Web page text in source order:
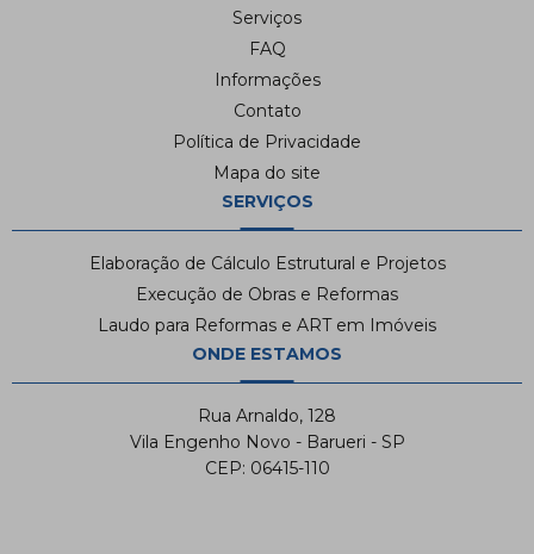
Serviços
FAQ
Informações
Contato
Política de Privacidade
Mapa do site
SERVIÇOS
Elaboração de Cálculo Estrutural e Projetos
Execução de Obras e Reformas
Laudo para Reformas e ART em Imóveis
ONDE ESTAMOS
Rua Arnaldo, 128
Vila Engenho Novo - Barueri - SP
CEP: 06415-110